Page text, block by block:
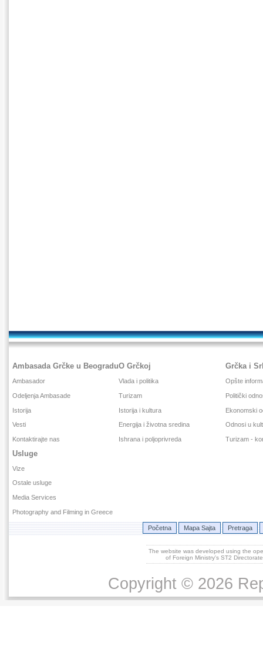
Ambasada Grčke u Beogradu
Ambasador
Odeljenja Ambasade
Istorija
Vesti
Kontaktirajte nas
O Grčkoj
Vlada i politika
Turizam
Istorija i kultura
Energija i životna sredina
Ishrana i poljoprivreda
Grčka i
Opšte
Politički
Ekonomski
Odnosi u
Turizam -
Usluge
Vize
Ostale usluge
Media Services
Photography and Filming in Greece
Početna Mapa Sajta Pretraga
The website was developed using the
of Foreign Ministry's ST2
Copyright © 2026